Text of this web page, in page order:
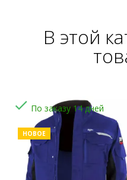
В этой
 По заказу 14 дней
НОВОЕ